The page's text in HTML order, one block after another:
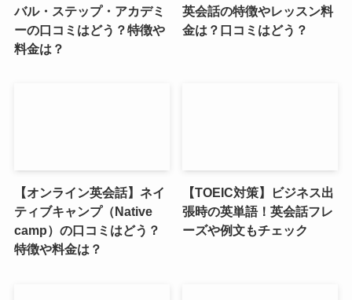
バル・ステップ・アカデミ
ーの口コミはどう？特徴や
料金は？
英会話の特徴やレッスン料
金は？口コミはどう？
【オンライン英会話】ネイ
ティブキャンプ（Native
camp）の口コミはどう？
特徴や料金は？
【TOEIC対策】ビジネス出
張時の英単語！英会話フレ
ーズや例文もチェック